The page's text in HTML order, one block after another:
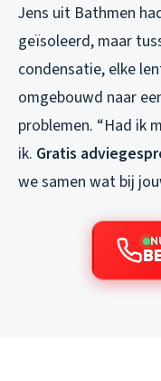
Jens uit Bathmen
geïsoleerd, maar
condensatie, elke
omgebouwd naar
problemen. “Had ik
ik. Gratis
we samen wat bij